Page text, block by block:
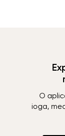
O
ioga,